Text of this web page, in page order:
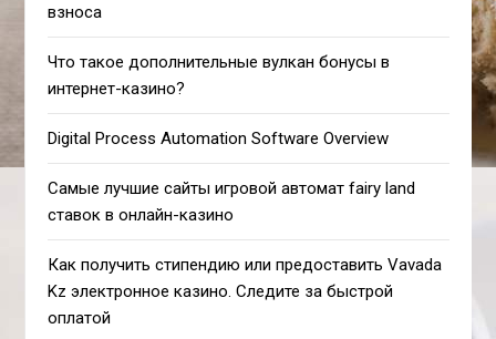
взноса
Что такое дополнительные вулкан бонусы в
интернет-казино?
Digital Process Automation Software Overview
Самые лучшие сайты игровой автомат fairy land
ставок в онлайн-казино
Как получить стипендию или предоставить Vavada
Kz электронное казино. Следите за быстрой
оплатой